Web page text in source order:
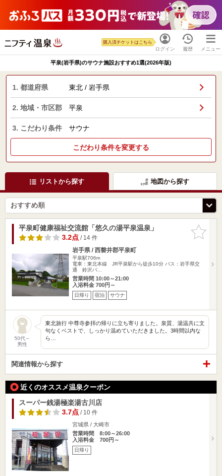
ログイン
購入済チケットはこちら
履歴 メニュー
平泉(岩手県)のサウナ施設おすすめ1選(2026年版)
1. 都道府県 東北 / 岩手県
2. 地域・市区郡 平泉
3. こだわり条件 サウナ
こだわり条件を変更する
リストから探す 地図から探す
お気に入
りに追加
平泉町健康福祉交流館「悠久の湯平泉温泉」
3.2点/ 14 件
岩手県 / 西磐井郡平泉町
平泉駅706m
電車：東北本線 JR平泉駅から徒歩10分 バス：岩手県交
通 鈴沢バ…
営業時間 10:00～21:00
入浴料金 700円～
日帰り 宿泊 サウナ
50代～
男性
東北旅行 中尊寺参拝の帰りに立ち寄りました。泉質、湯温共に文
句なくベストで、しっかり温めていただきました。3時間以内な
ら…
関連情報から探す
近くのオススメ温泉クーポン
スーパー銭湯極楽湯古川店
3.7点/ 10 件
宮城県 / 大崎市
営業時間 8:00～26:00
入浴料金 700円～
日帰り